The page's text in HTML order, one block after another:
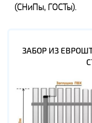
(СНиПы, ГОСТы).
ЗАБОР ИЗ